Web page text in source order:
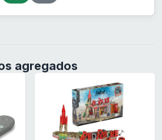
agregados